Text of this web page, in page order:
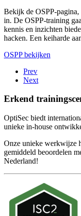
Bekijk de OSPP-pagina,
in. De OSPP-training
kennis en inzichten
hacken. Een keiharde
OSPP bekijken
Prev
Next
Erkend
OptiSec biedt
unieke in-house
Onze unieke werkwijze
gemiddeld beoordelen
Nederland!